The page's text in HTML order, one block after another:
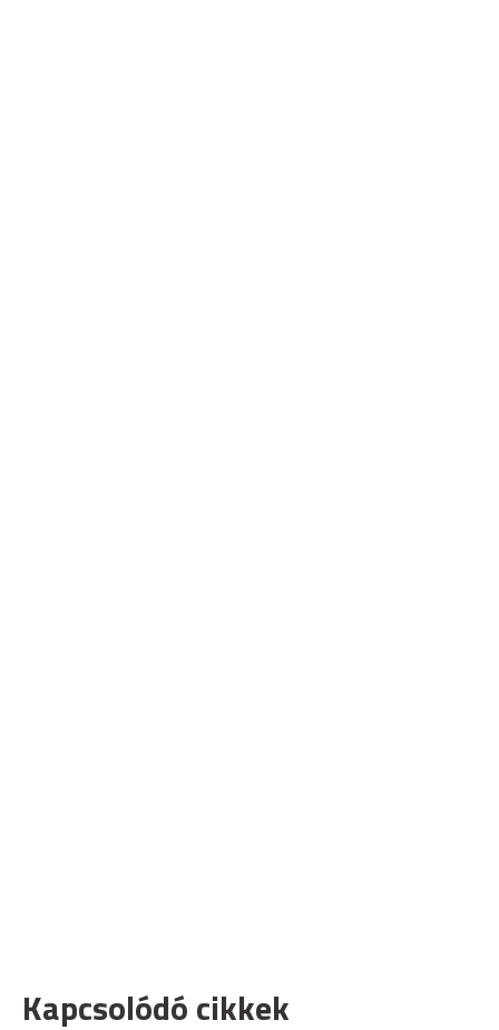
Kapcsolódó cikkek